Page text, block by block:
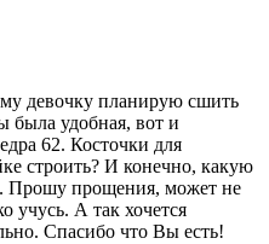
девочку планирую сшить
была удобная, вот и
62. Косточки для
строить? И конечно, какую
Прошу прощения, может не
учусь. А так хочется
Спасибо что Вы есть!